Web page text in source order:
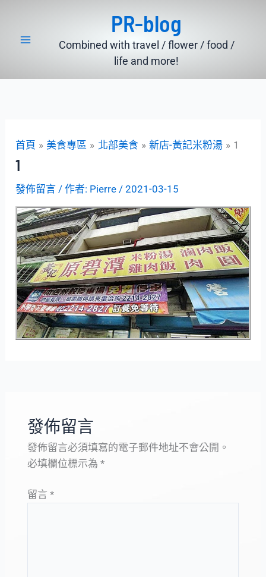
PR-blog
Combined with travel / flower / food /
life and more!
首頁 美食專區 北部美食 新店-黃記米粉湯 1
1
發佈留言 / 作者: Pierre /2021-03-15
發佈留言
發佈留言必須填寫的電子郵件地址不會公開。
必填欄位標示為 *
留言 *